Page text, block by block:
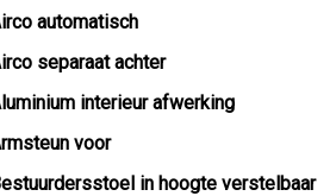
automatisch
separaat achter
interieur afwerking
voor
in hoogte verstelbaar